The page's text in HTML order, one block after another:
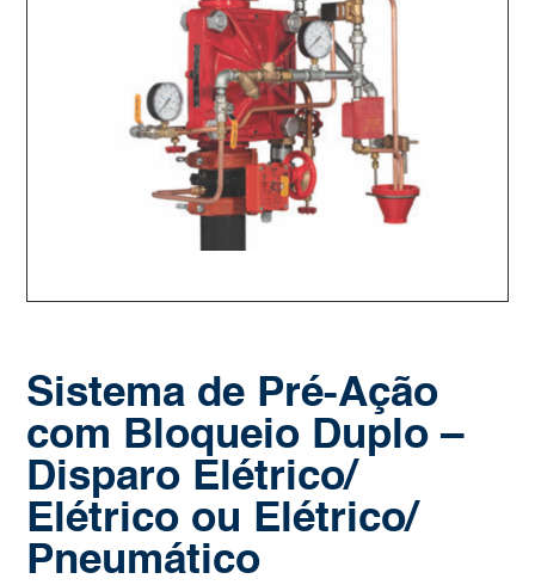
Sistema de Pré-Ação
com Bloqueio Duplo –
Disparo Elétrico/
Elétrico ou Elétrico/
Pneumático